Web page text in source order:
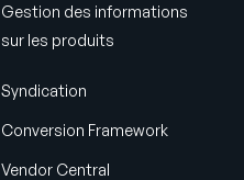
Gestion des informations
sur les produits
Syndication
Conversion Framework
Vendor Central